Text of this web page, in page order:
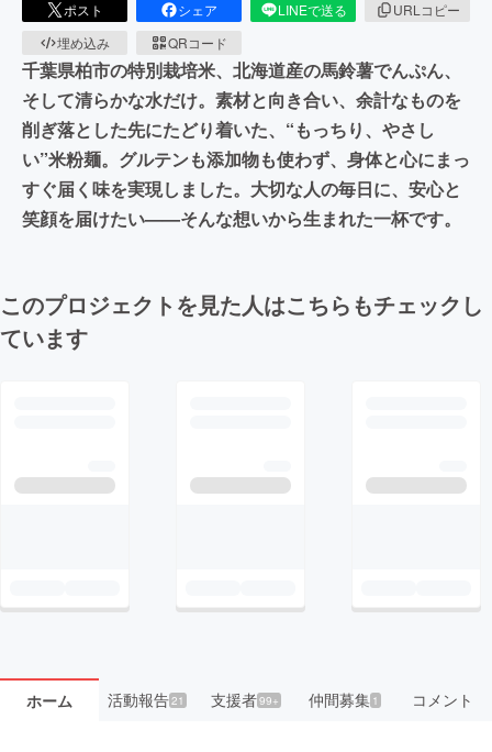
ポスト シェア LINEで送る
URLコピー
埋め込み
QRコード
千葉県柏市の特別栽培米、北海道産の馬鈴薯でんぷん、
そして清らかな水だけ。素材と向き合い、余計なものを
削ぎ落とした先にたどり着いた、“もっちり、やさし
い”米粉麺。グルテンも添加物も使わず、身体と心にまっ
すぐ届く味を実現しました。大切な人の毎日に、安心と
笑顔を届けたい——そんな想いから生まれた一杯です。
このプロジェクトを見た人はこちらもチェックし
ています
ホーム 活動報告21 支援者99+ 仲間募集 1 コメント